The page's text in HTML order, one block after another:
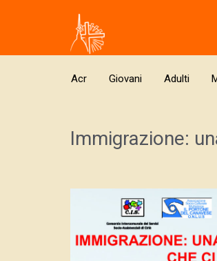
Skip to main content
Acr Giovani Adulti
Immigrazione: